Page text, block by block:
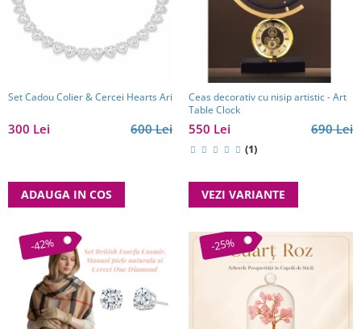
Reduceri
Cele mai noi
Cele mai vandute
Cu video
200 Lei - 300 Lei
300 Lei - 500 Lei
1000 Lei +
Set Cadou Colier & Cercei Hearts Ari
600 Lei
300 Lei
ADAUGA IN COS
Ceas decorativ cu nisip artistic - Art
Table Clock
690 Lei
550 Lei
(1)
VEZI VARIANTE
-42% -25%